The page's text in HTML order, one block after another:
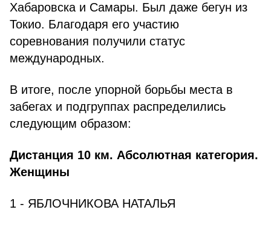
Хабаровска и Самары. Был даже бегун из
Токио. Благодаря его участию
соревнования получили статус
международных.
В итоге, после упорной борьбы места в
забегах и подгруппах распределились
следующим образом:
Дистанция 10 км. Абсолютная категория.
Женщины
1 - ЯБЛОЧНИКОВА НАТАЛЬЯ